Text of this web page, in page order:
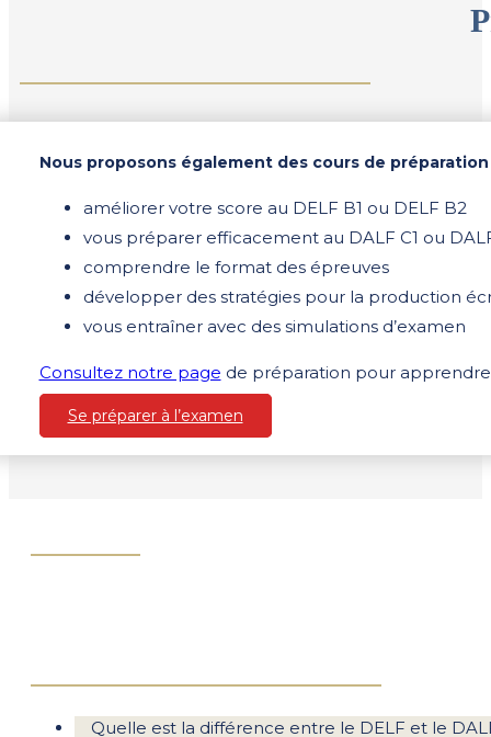
Nous proposons également des cours de préparation
améliorer votre score au DELF B1 ou DELF B2
vous préparer efficacement au DALF C1 ou
comprendre le format des épreuves
développer des stratégies pour la production
vous entraîner avec des simulations d’examen
Consultez notre page de préparation pour apprendre
Se préparer à l’examen
Quelle est la différence entre le DELF et le